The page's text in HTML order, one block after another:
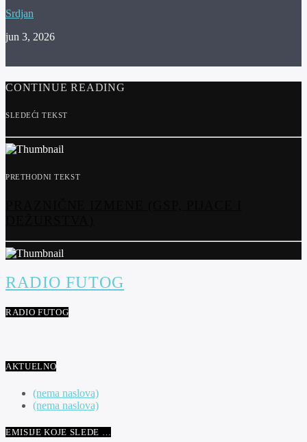
Srdjan
jun 3, 2026
CONTINUE READING
SLEDEĆI TEKST
PRETHODNI TEKST
RADIO FUTOG
RADIO FUTOG
AKTUELNO
(nema naslova)
(nema naslova)
EMISIJE KOJE SLEDE …